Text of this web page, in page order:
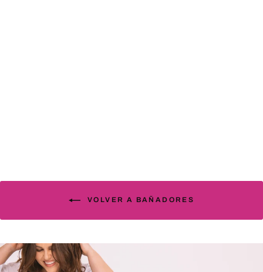
VOLVER A BAÑADORES